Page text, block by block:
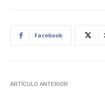
Facebook
ARTÍCULO ANTERIOR